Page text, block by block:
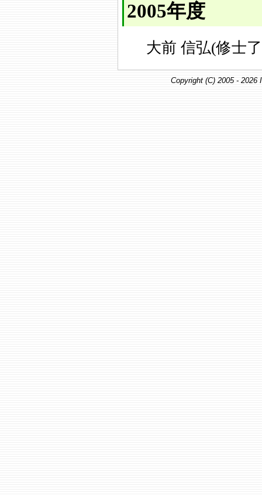
2005年度
大前 信弘(修士
Copyright (C) 2005 - 2026